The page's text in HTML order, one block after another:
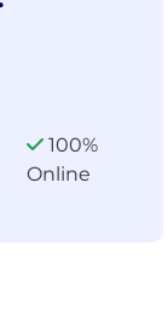
100%
Online